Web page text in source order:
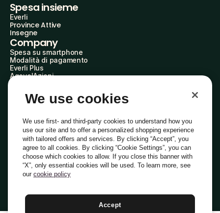
Spesa insieme
Everli
Province Attive
Insegne
Company
Spesa su smartphone
Modalità di pagamento
Everli Plus
AgevolAzioni
Everli Shoppers
Scopri chi siamo
Domande frequenti
Lavora con noi
Diventa Shopper
Investitori
PrivacyCookiePreferenze Cookie
Termini e Condizioni
Italiano
We use cookies
We use first- and third-party cookies to understand how you
use our site and to offer a personalized shopping experience
with tailored offers and services. By clicking “Accept”, you
agree to all cookies. By clicking “Cookie Settings”, you can
choose which cookies to allow. If you close this banner with
“X”, only essential cookies will be used. To learn more, see
our cookie policy
Accept